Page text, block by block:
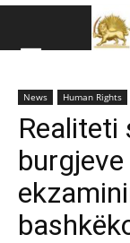
News Human Rights
Realiteti